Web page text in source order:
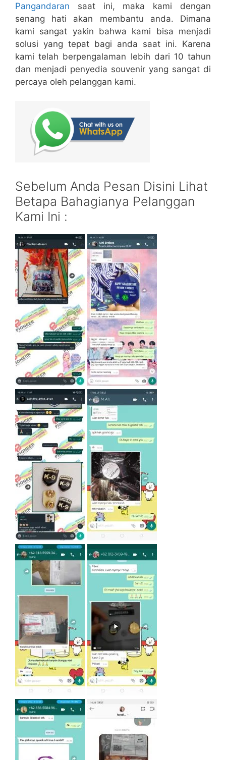
Pangandaran saat ini, maka kami dengan
senang hati akan membantu anda. Dimana
kami sangat yakin bahwa kami bisa menjadi
solusi yang tepat bagi anda saat ini. Karena
kami telah berpengalaman lebih dari 10 tahun
dan menjadi penyedia souvenir yang sangat di
percaya oleh pelanggan kami.
Sebelum Anda Pesan Disini Lihat
Betapa Bahagianya Pelanggan
Kami Ini :